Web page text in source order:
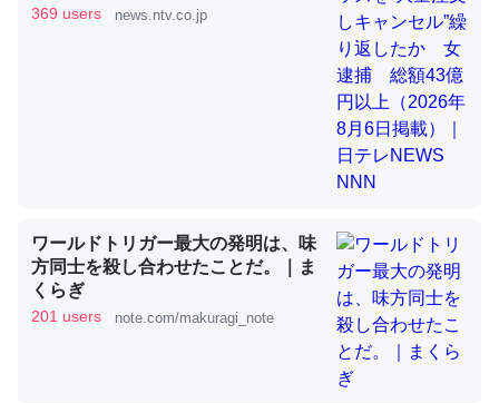
論文では「淡水はカルシウムも酸素も不足してて両方に不
利だから両方が拮抗してるのでは」とあって面白い。海に
いる鋏角類（カブトガニ・ウミグモ）はカルシウムを使わ
ずキチンを強化してる筈だが、酵素が違うのか？
─ニュース :: 【研究発表】昆虫学の大問題＝「昆虫はなぜ海にいな
これを元に考えるとカルシウムを大量に使う脊椎動物と貝
類は苦労してるんだな…。腹足類だと殻を無くしてナメク
（2026年8月6日掲載）｜日テレ
369 users news.ntv.co.jp
ワールドトリガー最大の発明は、味
方同士を殺し合わせたことだ。｜ま
くらぎ
201 users note.com/makuragi_note